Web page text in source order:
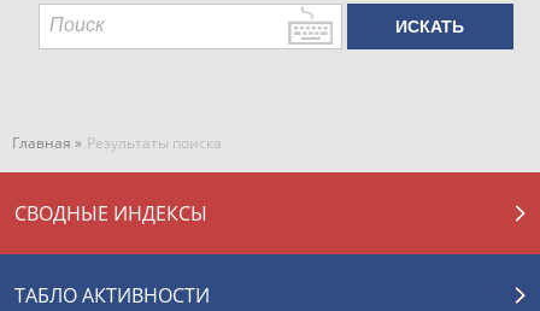
Главная » Результаты поиска
СВОДНЫЕ ИНДЕКСЫ
ТАБЛО АКТИВНОСТИ